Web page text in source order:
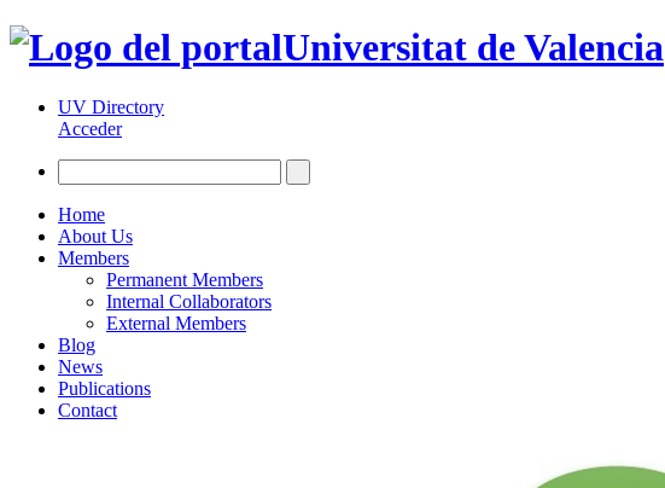
Universitat de Valencia
UV Directory
Acceder
Home
About Us
Members
Permanent Members
Internal Collaborators
External Members
Blog
News
Publications
Contact